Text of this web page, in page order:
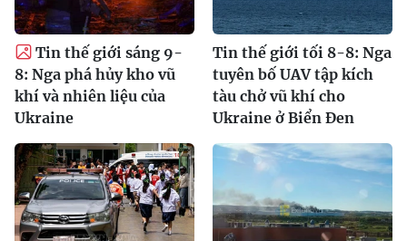
Tin thế giới sáng 9-
8: Nga phá hủy kho vũ
khí và nhiên liệu của
Ukraine
Tin thế giới tối 8-8: Nga
tuyên bố UAV tập kích
tàu chở vũ khí cho
Ukraine ở Biển Đen